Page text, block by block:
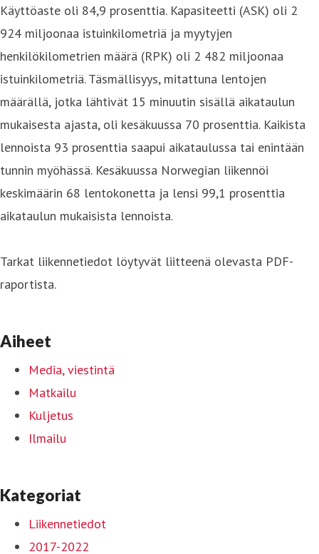
Käyttöaste oli 84,9 prosenttia. Kapasiteetti (ASK) oli 2
924 miljoonaa istuinkilometriä ja myytyjen
henkilökilometrien määrä (RPK) oli 2 482 miljoonaa
istuinkilometriä. Täsmällisyys, mitattuna lentojen
määrällä, jotka lähtivät 15 minuutin sisällä aikataulun
mukaisesta ajasta, oli kesäkuussa 70 prosenttia. Kaikista
lennoista 93 prosenttia saapui aikataulussa tai enintään
tunnin myöhässä. Kesäkuussa Norwegian liikennöi
keskimäärin 68 lentokonetta ja lensi 99,1 prosenttia
aikataulun mukaisista lennoista.
Tarkat liikennetiedot löytyvät liitteenä olevasta PDF-
raportista.
Aiheet
Media, viestintä
Matkailu
Kuljetus
Ilmailu
Kategoriat
Liikennetiedot
2017-2022